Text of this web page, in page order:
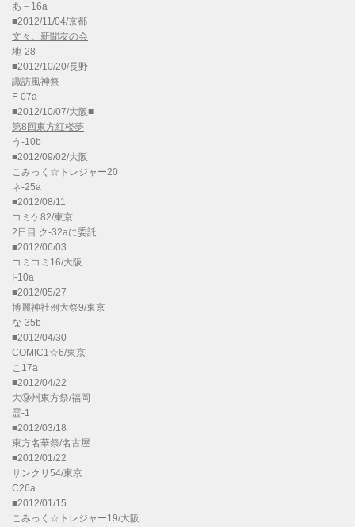
あ－16a
■2012/11/04/京都
文々。新聞友の会
地-28
■2012/10/20/長野
諏訪風神祭
F-07a
■2012/10/07/大阪■
第8回東方紅楼夢
う-10b
■2012/09/02/大阪
こみっく☆トレジャー20
ネ-25a
■2012/08/11
コミケ82/東京
2日目 ク-32aに委託
■2012/06/03
コミコミ16/大阪
I-10a
■2012/05/27
博麗神社例大祭9/東京
な-35b
■2012/04/30
COMIC1☆6/東京
こ17a
■2012/04/22
大⑨州東方祭/福岡
霊-1
■2012/03/18
東方名華祭/名古屋
■2012/01/22
サンクリ54/東京
C26a
■2012/01/15
こみっく☆トレジャー19/大阪